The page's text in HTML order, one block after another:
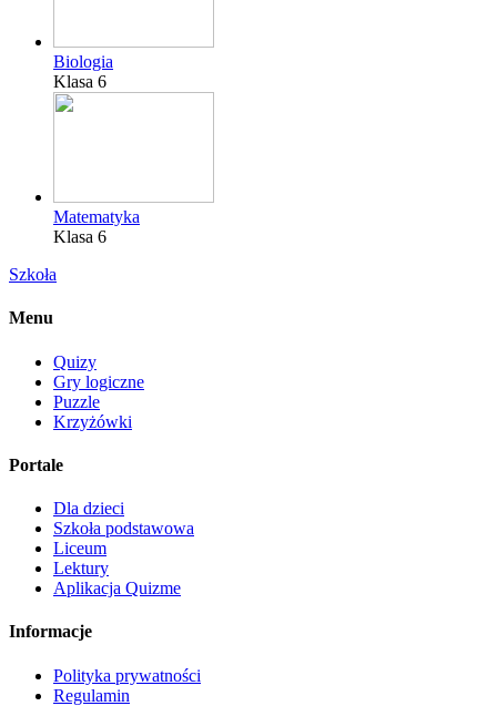
Biologia
Klasa 6
Matematyka
Klasa 6
Szkoła
Menu
Quizy
Gry logiczne
Puzzle
Krzyżówki
Portale
Dla dzieci
Szkoła podstawowa
Liceum
Lektury
Aplikacja Quizme
Informacje
Polityka prywatności
Regulamin